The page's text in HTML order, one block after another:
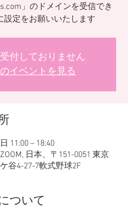
」のドメインを受信でき
設定をお願いいたします
付しておりません
イベントを見る
11:00 – 18:40
日本、〒151-0051 東京
谷4-27-7軟式野球2F
ついて